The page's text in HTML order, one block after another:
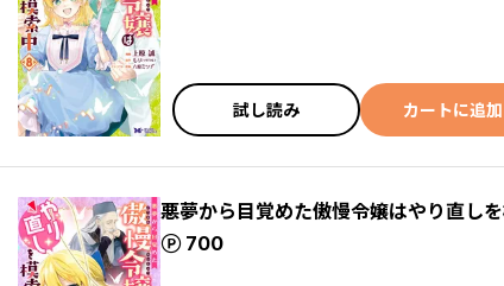
試し読み カートに追加
悪夢から目覚めた傲慢令嬢はやり直し
700
ポイント